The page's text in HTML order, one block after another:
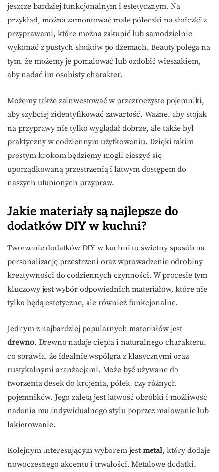
jeszcze bardziej funkcjonalnym i estetycznym. Na
przykład, można zamontować małe półeczki na słoiczki z
przyprawami, które można zakupić lub samodzielnie
wykonać z pustych słoików po dżemach. Beauty polega na
tym, że możemy je pomalować lub ozdobić wieszakiem,
aby nadać im osobisty charakter.
Możemy także zainwestować w przezroczyste pojemniki,
aby szybciej zidentyfikować zawartość. Ważne, aby stojak
na przyprawy nie tylko wyglądał dobrze, ale także był
praktyczny w codziennym użytkowaniu. Dzięki takim
prostym krokom będziemy mogli cieszyć się
uporządkowaną przestrzenią i łatwym dostępem do
naszych ulubionych przypraw.
Jakie materiały są najlepsze do
dodatków DIY w kuchni?
Tworzenie dodatków DIY w kuchni to świetny sposób na
personalizację przestrzeni oraz wprowadzenie odrobiny
kreatywności do codziennych czynności. W procesie tym
kluczowy jest wybór odpowiednich materiałów, które nie
tylko będą estetyczne, ale również funkcjonalne.
Jednym z najbardziej popularnych materiałów jest
drewno. Drewno nadaje ciepła i naturalnego charakteru,
co sprawia, że idealnie współgra z klasycznymi oraz
rustykalnymi aranżacjami. Może być używane do
tworzenia desek do krojenia, półek, czy różnych
pojemników. Jego zaletą jest łatwość obróbki i możliwość
nadania mu indywidualnego stylu poprzez malowanie lub
lakierowanie.
Kolejnym interesującym wyborem jest metal, który dodaje
nowoczesnego akcentu i trwałości. Metalowe dodatki,